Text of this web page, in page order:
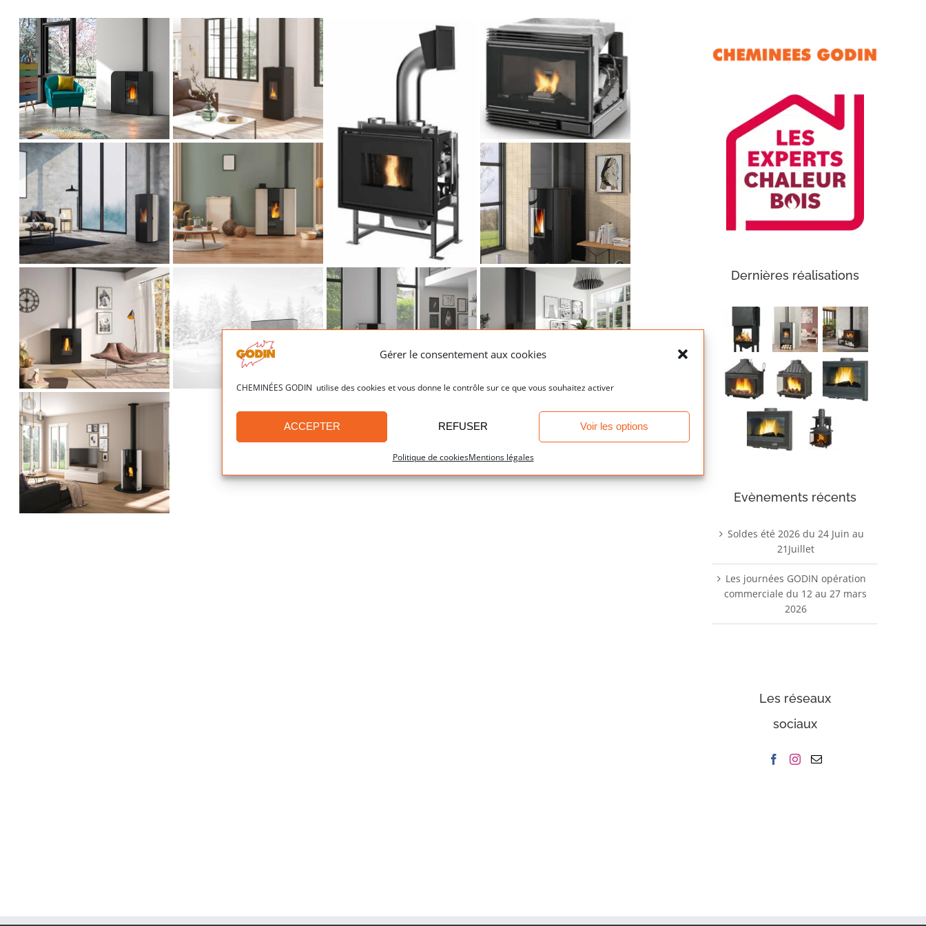
Gérer le consentement aux cookies
CHEMINÉES GODIN utilise des cookies et vous donne le contrôle sur ce que vous souhaitez activer
ACCEPTER REFUSER Voir les options
Politique de cookiesMentions légales
Poêle à pellets
CHRONOS
Poêle à pellets
MONCEL
Insert à pellets
P64V-3
Insert à pellets P49-
3
Poêle à pellets
CHANTELLE
Poêle à pellets
BRANTOME
Poêle à pellets
OPTIMUS
Poêle à pellets
ARTEMIS
ORVAL
Poêle à pellets
EGUILLES
Poêle à pellets
CONTY
Dernières réalisations
Evènements récents
Soldes été 2026 du 24 Juin au
21Juillet
Les journées GODIN opération
commerciale du 12 au 27 mars
2026
Les réseaux
sociaux